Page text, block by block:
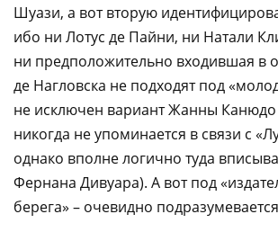
Шуази, а вот вторую
ибо ни Лотус де Пайни, ни Натали
ни предположительно входившая в
де Нагловска не подходят под
не исключен вариант Жанны Канюдо
никогда не упоминается в связи с
однако вполне логично туда
Фернана Дивуара). А вот под
берега» – очевидно